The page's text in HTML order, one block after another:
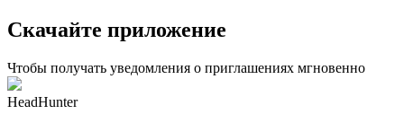
Скачайте приложение
Чтобы получать уведомления о приглашениях мгновенно
HeadHunter